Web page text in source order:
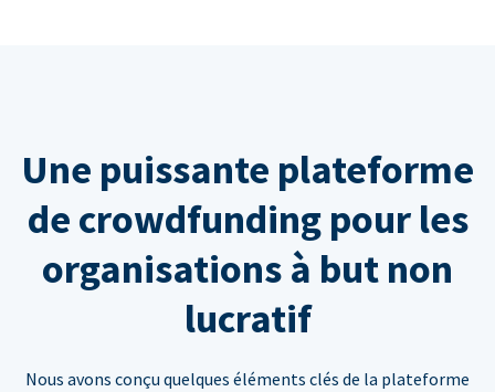
Une puissante plateforme
de crowdfunding pour les
organisations à but non
lucratif
Nous avons conçu quelques éléments clés de la plateforme